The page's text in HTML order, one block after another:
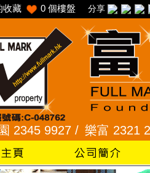
收藏 0 個樓盤 分享
9927 /樂富 2321 2287 /